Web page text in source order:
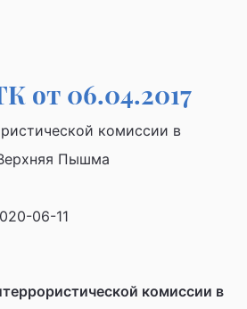
от 06.04.2017
комиссии в
Пышма
06-11
комиссии в